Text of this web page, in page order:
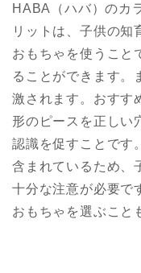
HABA（ハバ）のカ
リットは、子供の知
おもちゃを使うこと
ることができます。
激されます。おすす
形のピースを正しい
認識を促すことです
含まれているため、
十分な注意が必要で
おもちゃを選ぶこと